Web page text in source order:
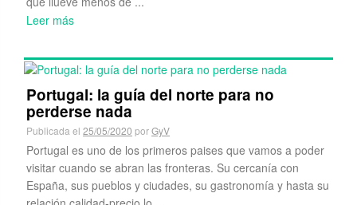
Leer más
Portugal: la guía del norte para no
perderse nada
Publicada el 25/05/2020 porGyV
Portugal es uno de los primeros paises que vamos a poder
visitar cuando se abran las fronteras. Su cercanía con
España, sus pueblos y ciudades, su gastronomía y hasta su